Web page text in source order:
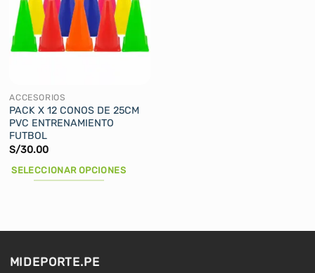
opciones
se
pueden
la
página
de
producto
ACCESORIOS
PACK X 12 CONOS DE 25CM
PVC ENTRENAMIENTO
FUTBOL
S/30.00
SELECCIONAR OPCIONES
múltiples
Las
MIDEPORTE.PE